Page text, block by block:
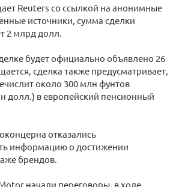
Reuters со ссылкой на анонимные
источники, сумма сделки
2 млрд долл.
будет официально объявлено 26
сделка также предусматривает,
около 300 млн фунтов
долл.) в европейский пенсионный
отказались
информацию о достижении
брендов.
начали переговоры, в ходе